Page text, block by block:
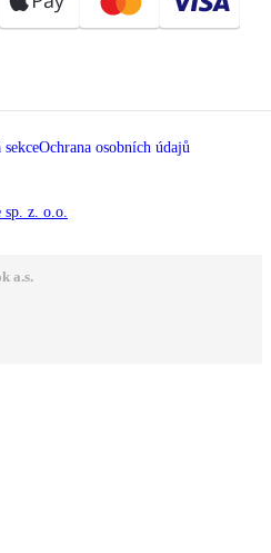
sekceOchrana osobních údajů
sp. z. o.o.
a.s.